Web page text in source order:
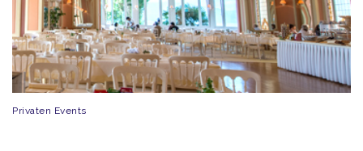
Privaten Events